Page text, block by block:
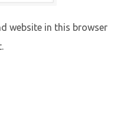
website in this browser